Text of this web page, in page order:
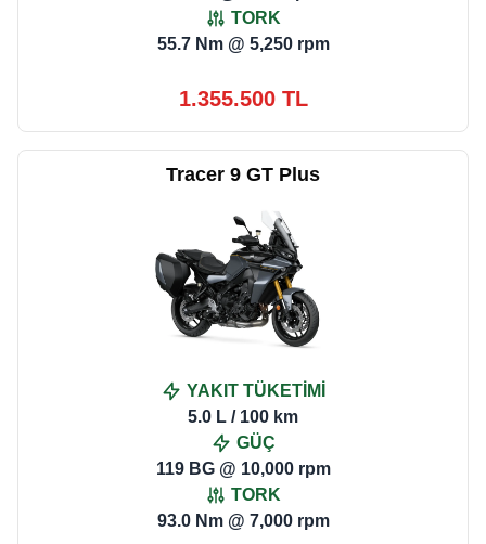
TORK
55.7 Nm @ 5,250 rpm
1.355.500 TL
Tracer 9 GT Plus
YAKIT TÜKETİMİ
5.0 L / 100 km
GÜÇ
119 BG @ 10,000 rpm
TORK
93.0 Nm @ 7,000 rpm